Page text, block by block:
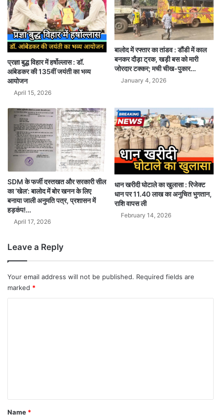
प्रज्ञा बुद्ध विहार में हर्षोल्लास : डॉ.
आंबेडकर की 135वीं जयंती का भव्य
आयोजन
April 15, 2026
बालोद में रफ्तार का तांडव : डौंडी में काल
बनकर दौड़ा ट्रक, खड़ी बस को मारी
जोरदार टक्कर; मची चीख-पुकार…
January 4, 2026
SDM के फर्जी दस्तखत और सरकारी सील
का ‘खेल’: बालोद में बोर खनन के लिए
बनाया जाली अनुमति पत्र, प्रशासन में
हड़कंप!…
April 17, 2026
धान खरीदी घोटाले का खुलासा : रिजेक्ट
धान पर 11.40 लाख का अनुचित भुगतान,
राशि वापस ली
February 14, 2026
Leave a Reply
Your email address will not be published. Required fields are
marked *
*
Name *